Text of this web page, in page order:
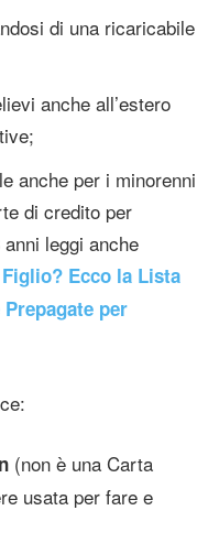
di una ricaricabile
anche all’estero
anche per i minorenni
di credito per
leggi anche
Ecco la Lista
per
(non è una Carta
usata per fare e